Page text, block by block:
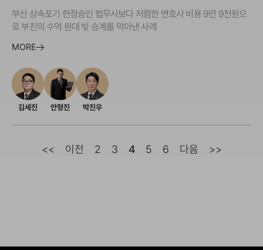
부산 상속포기 한정승인 법무사보다 저렴한 변호사 비용 9만 9천원으
로 부친의 수억 원대 빚 승계를 막아낸 사례
김세진 안형진 박진우
MORE
<< 이전 2 3 4 5 6 다음 >>